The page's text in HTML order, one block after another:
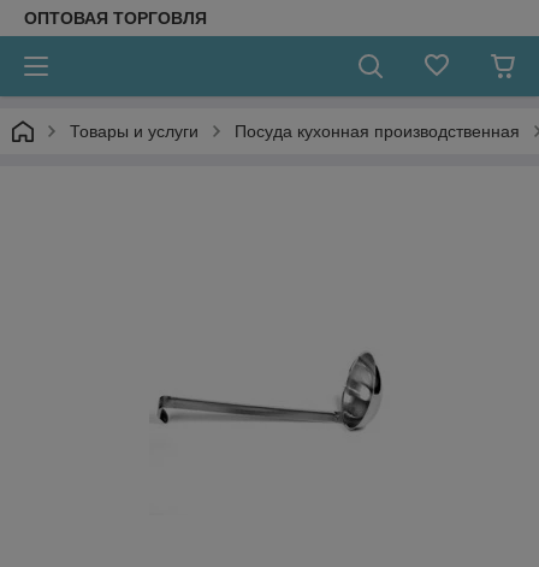
ОПТОВАЯ ТОРГОВЛЯ
Товары и услуги Посуда кухонная производственная